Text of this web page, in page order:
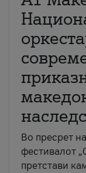
Во пресрет
фестивалот
претстави